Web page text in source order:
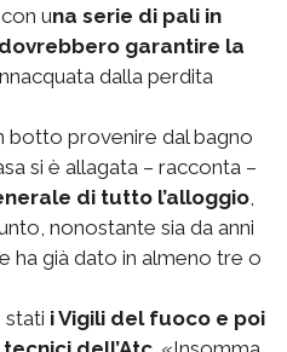
una serie di pali in
garantire la
dalla perdita
botto provenire dal bagno
si è allagata – racconta –
di tutto l’alloggio,
nonostante sia da anni
ha già dato in almeno tre o
stati i Vigili del fuoco e poi